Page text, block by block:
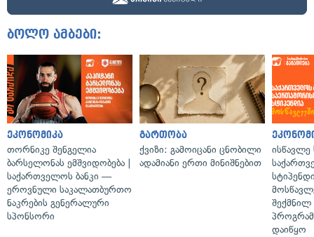
ბოლო ამბები:
ეკონომიკა
თორნიკე შენგელია
ბარსელონას ემშვიდობება |
საქართველოს ბანკი —
ეროვნული საკალათბურთო
ნაკრების გენერალური
სპონსორი
გართობა
ქვიზი: გამოიცანი ცნობილი
ადამიანი ერთი მინიშნებით
ისწავლე
დაიწყო